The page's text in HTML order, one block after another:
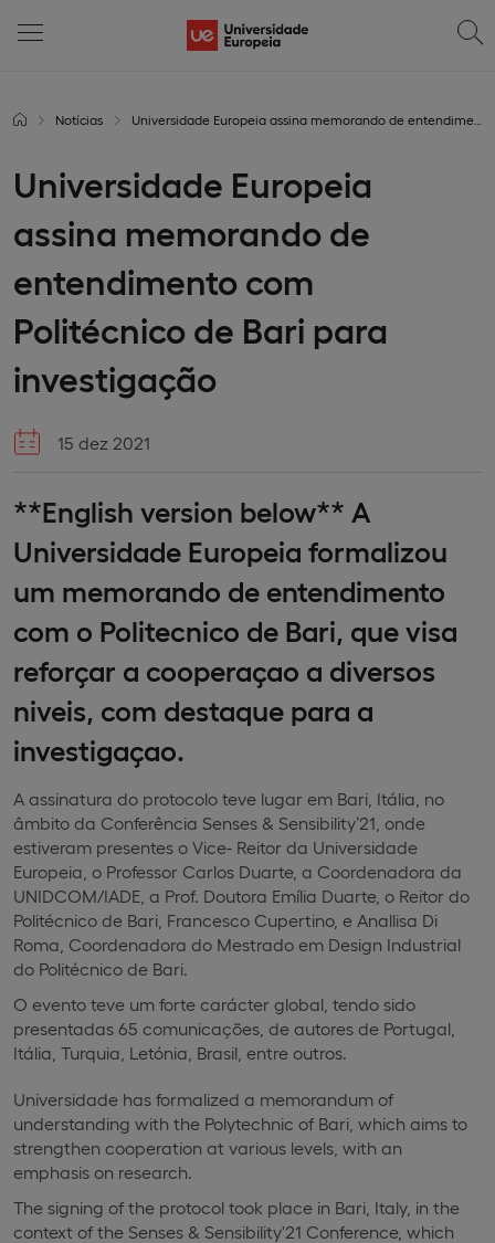
Notícias Universidade Europeia assina memorando de entendimento com Politécnico de Bari para investigação
Universidade Europeia
assina memorando de
entendimento com
Politécnico de Bari para
investigação
15 dez 2021
**English version below** A
Universidade Europeia formalizou
um memorando de entendimento
com o Politecnico de Bari, que visa
reforçar a cooperaçao a diversos
niveis, com destaque para a
investigaçao.
A assinatura do protocolo teve lugar em Bari, Itália, no
âmbito da Conferência Senses & Sensibility’21, onde
estiveram presentes o Vice- Reitor da Universidade
Europeia, o Professor Carlos Duarte, a Coordenadora da
UNIDCOM/IADE, a Prof. Doutora Emília Duarte, o Reitor do
Politécnico de Bari, Francesco Cupertino, e Anallisa Di
Roma, Coordenadora do Mestrado em Design Industrial
do Politécnico de Bari.
O evento teve um forte carácter global, tendo sido
presentadas 65 comunicações, de autores de Portugal,
Itália, Turquia, Letónia, Brasil, entre outros.
Universidade has formalized a memorandum of
understanding with the Polytechnic of Bari, which aims to
strengthen cooperation at various levels, with an
emphasis on research.
The signing of the protocol took place in Bari, Italy, in the
context of the Senses & Sensibility'21 Conference, which